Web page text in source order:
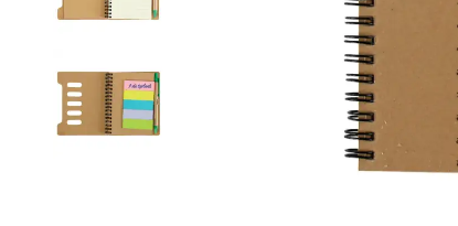
Roller Kalemler
Scrikss Kalemler